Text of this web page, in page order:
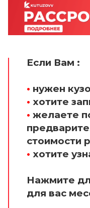
Если Вам :
• нужен
• хотите
• желаете
стоимости
• хотите
Нажмите
для вас